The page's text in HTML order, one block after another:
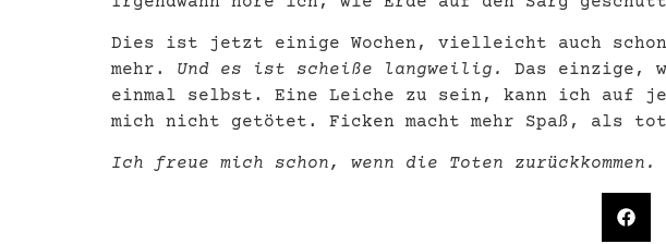
Dies ist jetzt einige Wochen, vielleicht auch
mehr. Und es ist scheiße langweilig.
Das einzige,
einmal selbst. Eine Leiche zu sein, kann ich auf
mich nicht getötet. Ficken macht mehr Spaß, als
Ich freue mich schon, wenn die Toten zurückkommen.